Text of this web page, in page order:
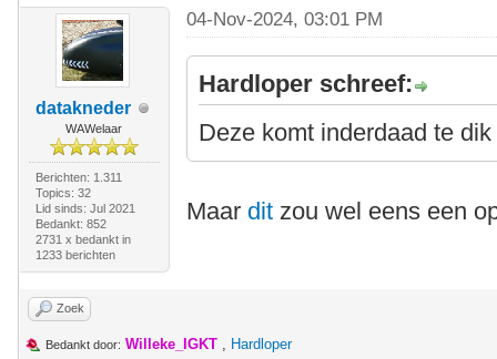
datakneder
WAWelaar
Berichten: 1.311
Topics: 32
Lid sinds: Jul 2021
Bedankt: 852
2731 x bedankt in
1233 berichten
04-Nov-2024, 03:01 PM
Hardloper schreef:
Deze komt inderdaad te dik
Maar dit zou wel eens een
Zoek
Bedankt door: Willeke_IGKT , Hardloper